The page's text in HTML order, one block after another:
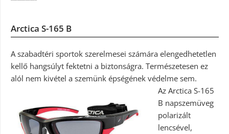
Arctica S-165 B
A szabadtéri sportok szerelmesei számára elengedhetetlen
kellő hangsúlyt fektetni a biztonságra. Természetesen ez
alól nem kivétel a szemünk épségének védelme sem.
Az Arctica S-165
B napszemüveg
polarizált
lencsével,